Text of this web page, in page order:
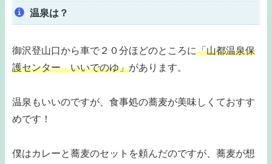
温泉は？
御沢登山口から車で２０分ほどのところに「山都温泉保
護センター いいでのゆ」があります。
温泉もいいのですが、食事処の蕎麦が美味しくておすす
めです！
僕はカレーと蕎麦のセットを頼んだのですが、蕎麦が想